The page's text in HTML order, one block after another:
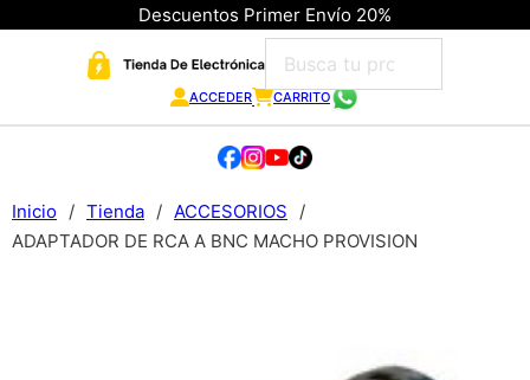
Descuentos Primer Envío 20%
ACCEDER CARRITO
Inicio / Tienda / ACCESORIOS
/
ADAPTADOR DE RCA A BNC MACHO PROVISION